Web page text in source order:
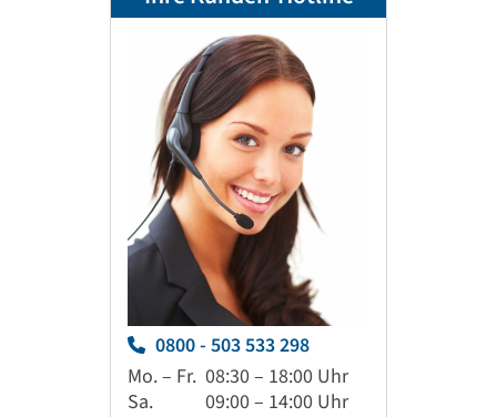
0800 - 503 533 298
Mo. – Fr. 08:30 – 18:00 Uhr
Sa.
09:00 – 14:00 Uhr